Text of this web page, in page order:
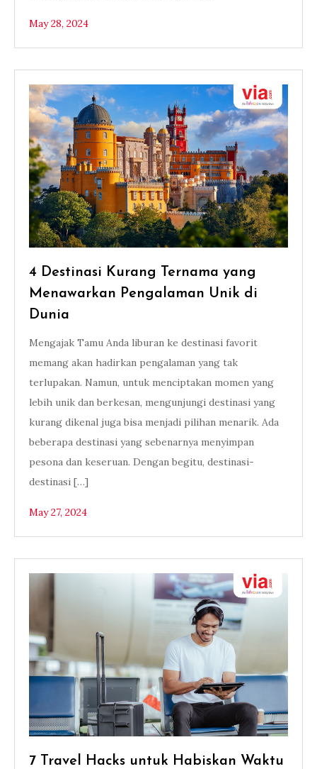
May 28, 2024
4 Destinasi Kurang Ternama yang
Menawarkan Pengalaman Unik di
Dunia
Mengajak Tamu Anda liburan ke destinasi favorit
memang akan hadirkan pengalaman yang tak
terlupakan. Namun, untuk menciptakan momen yang
lebih unik dan berkesan, mengunjungi destinasi yang
kurang dikenal juga bisa menjadi pilihan menarik. Ada
beberapa destinasi yang sebenarnya menyimpan
pesona dan keseruan. Dengan begitu, destinasi-
destinasi […]
May 27, 2024
7 Travel Hacks untuk Habiskan Waktu